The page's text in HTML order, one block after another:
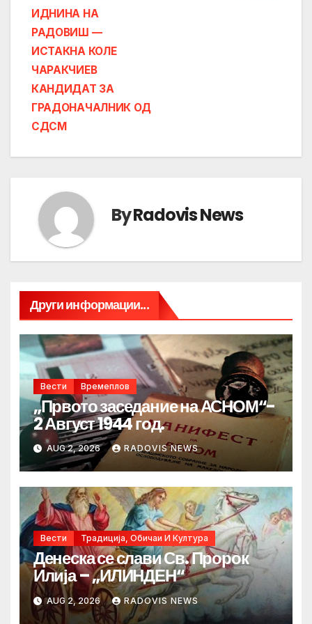
ИДНИНА НА
РАДОВИШ —
ИСТАКНА КОЛЕ
ЧАРАКЧИЕВ
КАНДИДАТ ЗА
ГРАДОНАЧАЛНИК ОД
СДСМ
ByRadovis News
Други информации...
Вести Времеплов
„Првото заседание на АСНОМ“-
2 Август 1944 год.
AUG 2, 2026 RADOVIS NEWS
Вести Традиција, Обичаи И Култура
Денеска се слави Св. Пророк
Илија – „ИЛИНДЕН“
AUG 2, 2026 RADOVIS NEWS